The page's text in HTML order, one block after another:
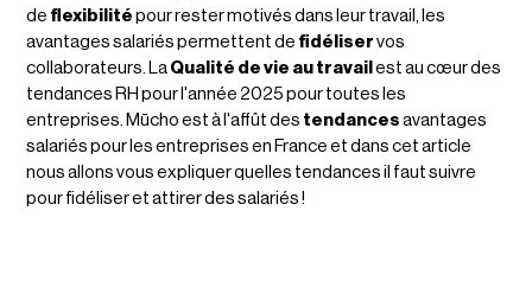
de flexibilité pour rester motivés dans leur travail, les
avantages salariés permettent de fidéliser vos
collaborateurs. La Qualité de vie au travail est au cœur des
tendances RH pour l'année 2025 pour toutes les
entreprises. Mūcho est à l'affût des tendances avantages
salariés pour les entreprises en France et dans cet article
nous allons vous expliquer quelles tendances il faut suivre
pour fidéliser et attirer des salariés !